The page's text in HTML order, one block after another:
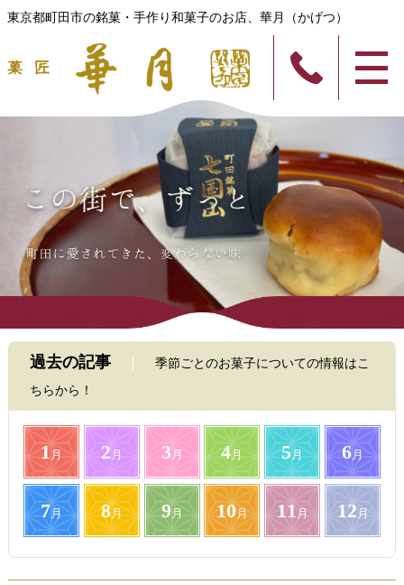
東京都町田市の銘菓・手作り和菓子のお店、華月（かげつ）
過去の記事
季節ごとのお菓子についての情報はこ
ちらから！
1月 2 月 3 月 4月 5月 6月
7月 8月 9月 10月 11 月 12 月